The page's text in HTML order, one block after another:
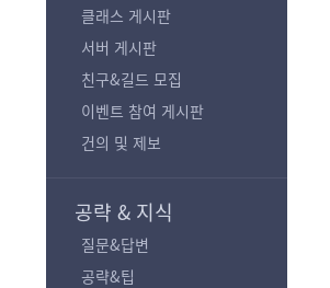
클래스 게시판
서버 게시판
친구&길드 모집
이벤트 참여 게시판
건의 및 제보
공략 & 지식
질문&답변
공략&팁